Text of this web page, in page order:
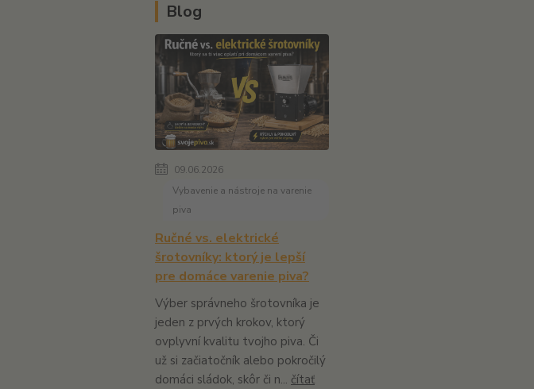
Blog
09.06.2026
Vybavenie a nástroje na varenie
piva
Ručné vs. elektrické
šrotovníky: ktorý je lepší
pre domáce varenie piva?
Výber správneho šrotovníka je
jeden z prvých krokov, ktorý
ovplyvní kvalitu tvojho piva. Či
už si začiatočník alebo pokročilý
domáci sládok, skôr či n... čítať